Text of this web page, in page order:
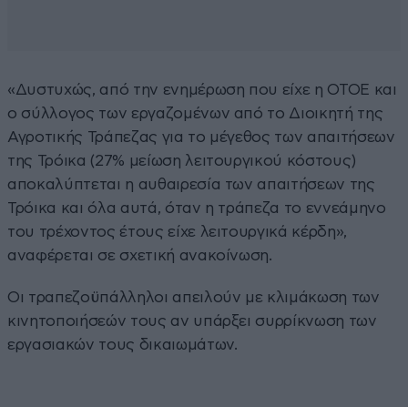
«Δυστυχώς, από την ενημέρωση που είχε η ΟΤΟΕ και
ο σύλλογος των εργαζομένων από το Διοικητή της
Αγροτικής Τράπεζας για το μέγεθος των απαιτήσεων
της Τρόικα (27% μείωση λειτουργικού κόστους)
αποκαλύπτεται η αυθαιρεσία των απαιτήσεων της
Τρόικα και όλα αυτά, όταν η τράπεζα το εννεάμηνο
του τρέχοντος έτους είχε λειτουργικά κέρδη»,
αναφέρεται σε σχετική ανακοίνωση.
Οι τραπεζοϋπάλληλοι απειλούν με κλιμάκωση των
κινητοποιήσεών τους αν υπάρξει συρρίκνωση των
εργασιακών τους δικαιωμάτων.